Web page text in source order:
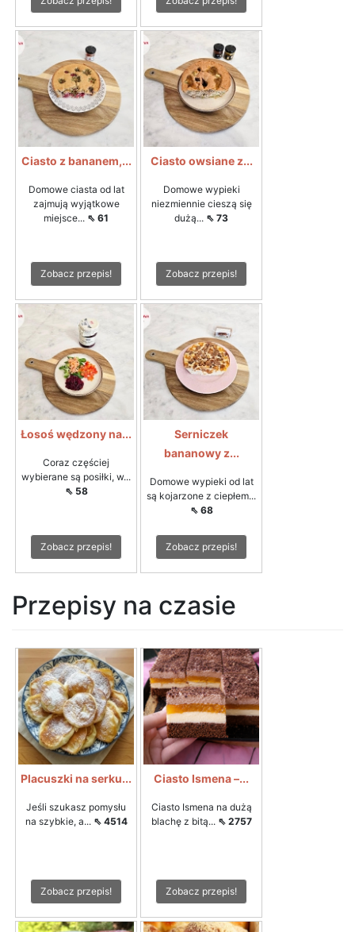
Ciasto z bananem,...
Domowe ciasta od lat
zajmują wyjątkowe
miejsce... ⇖ 61
Zobacz przepis!
Ciasto owsiane z...
Domowe wypieki
niezmiennie cieszą się
dużą... ⇖ 73
Zobacz przepis!
Łosoś wędzony na...
Coraz częściej
wybierane są posiłki, w...
⇖ 58
Zobacz przepis!
Serniczek
bananowy z...
Domowe wypieki od lat
są kojarzone z ciepłem...
⇖ 68
Zobacz przepis!
Przepisy na czasie
Placuszki na serku...
Jeśli szukasz pomysłu
na szybkie, a... ⇖ 4514
Zobacz przepis!
Ciasto Ismena –...
Ciasto Ismena na dużą
blachę z bitą... ⇖ 2757
Zobacz przepis!